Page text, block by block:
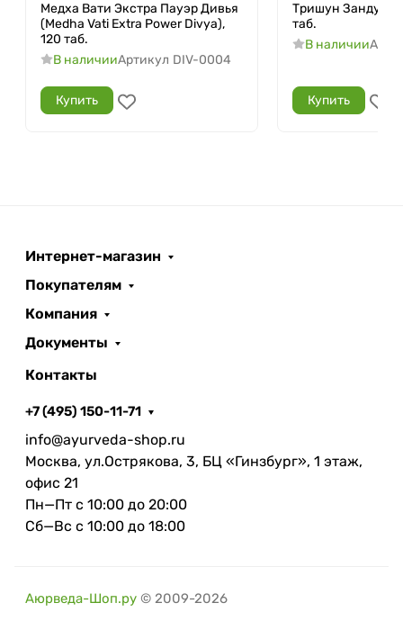
Медха Вати Экстра Пауэр Дивья
(Medha Vati Extra Power Divya),
120 таб.
В наличииАртикул DIV-0004
Купить
Тришун Занду
таб.
В наличии
Купить
Интернет-магазин
Покупателям
Компания
Документы
Контакты
+7 (495) 150-11-71
info@ayurveda-shop.ru
Москва, ул.Острякова, 3, БЦ «Гинзбург», 1 этаж,
офис 21
Пн—Пт с 10:00 до 20:00
Сб—Вс с 10:00 до 18:00
Аюрведа-Шоп.ру © 2009-2026